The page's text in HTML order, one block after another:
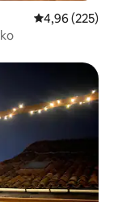
Средна
4,96 (225)